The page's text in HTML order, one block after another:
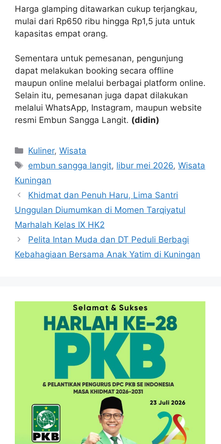
Harga glamping ditawarkan cukup terjangkau,
mulai dari Rp650 ribu hingga Rp1,5 juta untuk
kapasitas empat orang.
Sementara untuk pemesanan, pengunjung
dapat melakukan booking secara offline
maupun online melalui berbagai platform online.
Selain itu, pemesanan juga dapat dilakukan
melalui WhatsApp, Instagram, maupun website
resmi Embun Sangga Langit. (didin)
Kategori
Kuliner,Wisata
Tag
embun sangga langit, libur mei 2026,Wisata
Kuningan
Khidmat dan Penuh Haru, Lima Santri
Unggulan Diumumkan di Momen Tarqiyatul
Marhalah Kelas IX HK2
Pelita Intan Muda dan DT Peduli Berbagi
Kebahagiaan Bersama Anak Yatim di Kuningan